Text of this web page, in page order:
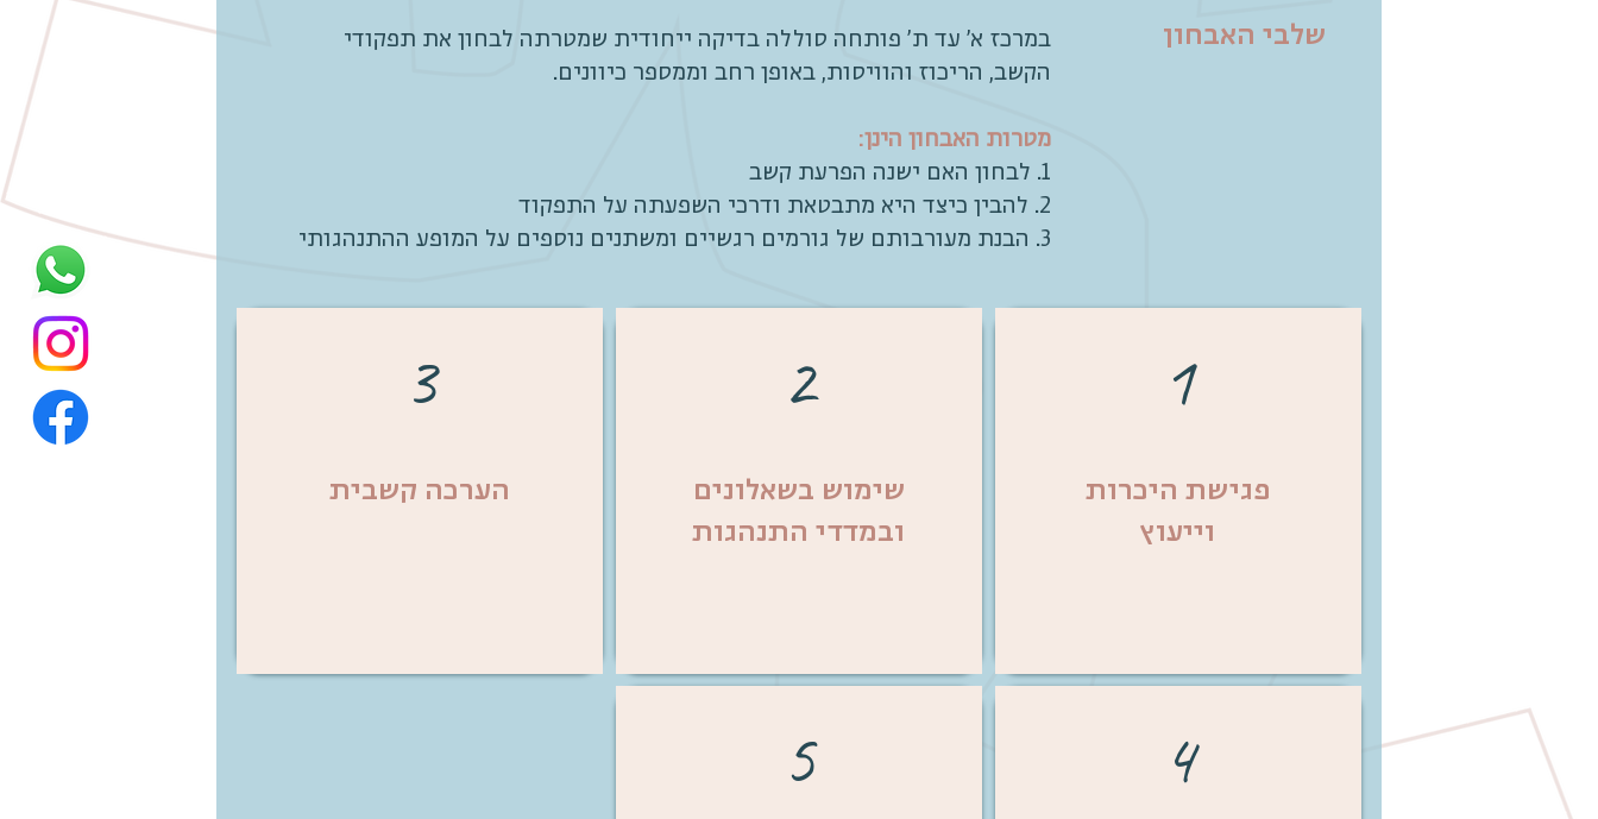
במרכז א' עד ת' פותחה סוללה בדיקה ייחודית שמטרתה לבחון את תפקודי
הקשב, הריכוז והוויסות, באופן רחב וממספר כיוונים.
מטרות האבחון הינן:
1. לבחון האם ישנה הפרעת קשב
2. להבין כיצד היא מתבטאת ודרכי השפעתה על התפקוד
3. הבנת מעורבותם של גורמים רגשיים ומשתנים נוספים על המופע ההתנהגותי
שלבי האבחון
1
פגישת היכרות
וייעוץ
4
2
שימוש בשאלונים
ובמדדי התנהגות
5
3
הערכה קשבית